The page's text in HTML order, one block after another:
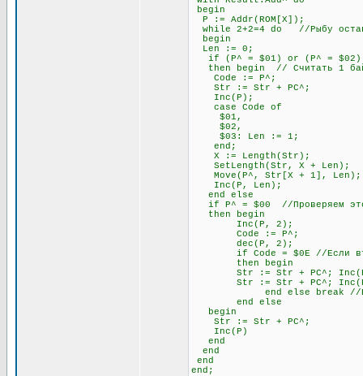
begin
P := Addr(ROM[X]);
while 2+2=4 do //Рыбу
begin
Len := 0;
if (P^ = $01) or (P^ = $02)
then begin // Считать 1
Code := P^;
Str := Str + PC^;
Inc(P);
case Code of
$01,
$02,
$03: Len := 1;
end;
X := Length(Str);
SetLength(Str, X + Len);
Move(P^, Str[X + 1], Len);
Inc(P, Len);
end else
if P^ = $00 //Проверяем
then begin
Inc(P, 2);
Code := P^;
dec(P, 2);
if Code = $0E //Если второй
then begin
Str := Str + PC^;
Str := Str + PC^;
end else break //Если
end else
begin
Str := Str + PC^;
Inc(P)
end
end
end
end;